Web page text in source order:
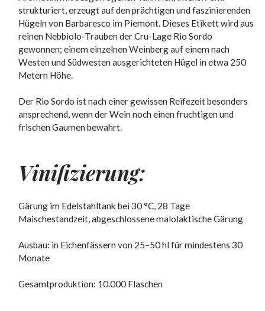
strukturiert, erzeugt auf den prächtigen und faszinierenden
Hügeln von Barbaresco im Piemont. Dieses Etikett wird aus
reinen Nebbiolo-Trauben der Cru-Lage Rio Sordo
gewonnen; einem einzelnen Weinberg auf einem nach
Westen und Südwesten ausgerichteten Hügel in etwa 250
Metern Höhe.
Der Rio Sordo ist nach einer gewissen Reifezeit besonders
ansprechend, wenn der Wein noch einen fruchtigen und
frischen Gaumen bewahrt.
Vinifizierung:
Gärung im Edelstahltank bei 30 °C, 28 Tage
Maischestandzeit, abgeschlossene malolaktische Gärung
Ausbau: in Eichenfässern von 25–50 hl für mindestens 30
Monate
Gesamtproduktion: 10.000 Flaschen